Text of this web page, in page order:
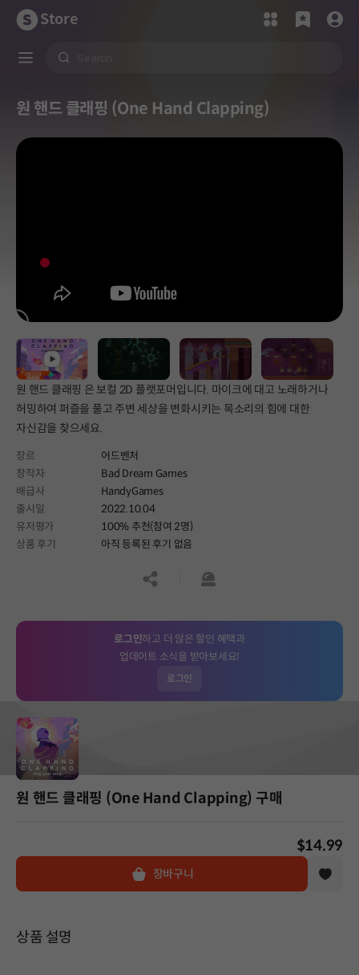
Store
원 핸드 클래핑 (One Hand Clapping)
원 핸드 클래핑 은 보컬 2D 플랫포머입니다. 마이크에 대고 노래하거나
허밍하여 퍼즐을 풀고 주변 세상을 변화시키는 목소리의 힘에 대한
자신감을 찾으세요.
장르
어드벤처
창작자
Bad Dream Games
배급사
HandyGames
출시일
2022.10.04
유저평가
100% 추천(참여 2명)
상품 후기
아직 등록된 후기 없음
공유하기신고하기
로그인하고 더 많은 할인 혜택과
업데이트 소식을 받아보세요!
로그인
원 핸드 클래핑 (One Hand Clapping) 구매
$14.99
장바구니
상품 설명